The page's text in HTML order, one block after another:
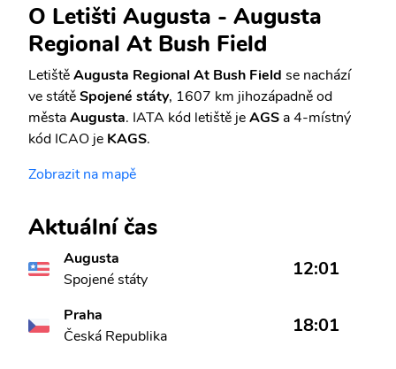
O Letišti Augusta - Augusta
Regional At Bush Field
LetištěAugusta Regional At Bush Field se nachází
ve státěSpojené státy, 1607 km jihozápadně od
městaAugusta. IATA kód letiště jeAGS a 4-místný
kód ICAO je KAGS.
Zobrazit na mapě
Aktuální čas
Augusta
Spojené státy
12:01
Praha
Česká Republika
18:01